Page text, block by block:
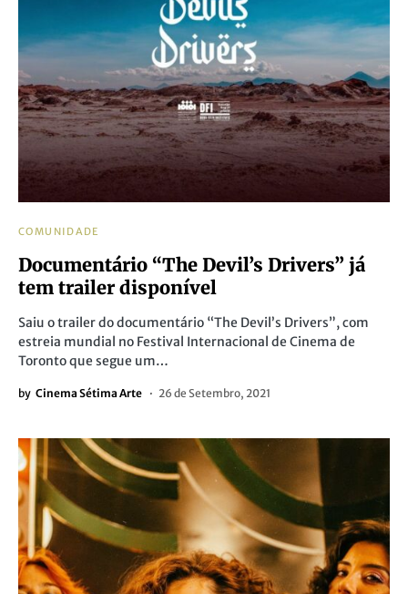
COMUNIDADE
Documentário “The Devil’s Drivers” já
tem trailer disponível
Saiu o trailer do documentário “The Devil’s Drivers”, com
estreia mundial no Festival Internacional de Cinema de
Toronto que segue um…
by Cinema Sétima Arte 26 de Setembro, 2021